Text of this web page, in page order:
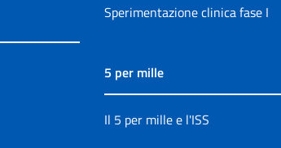
Sperimentazione clinica fase I
5 per mille
Il 5 per mille e l'ISS